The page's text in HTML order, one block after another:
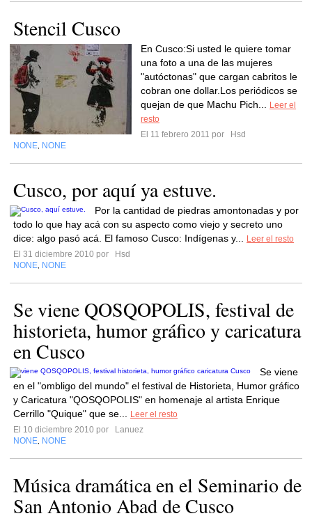
Stencil Cusco
En Cusco:Si usted le quiere tomar
una foto a una de las mujeres
"autóctonas" que cargan cabritos le
cobran one dollar.Los periódicos se
quejan de que Machu Pich...
Leer el
resto
El 11 febrero 2011 por
Hsd
NONE NONE
Cusco, por aquí ya estuve.
Por la cantidad de piedras amontonadas y por
todo lo que hay acá con su aspecto como viejo y secreto uno
dice: algo pasó acá. El famoso Cusco: Indígenas y...
Leer el resto
El 31 diciembre 2010 por
Hsd
NONE NONE
Se viene QOSQOPOLIS, festival de
historieta, humor gráfico y caricatura
en Cusco
Se viene
en el "ombligo del mundo" el festival de Historieta, Humor gráfico
y Caricatura "QOSQOPOLIS" en homenaje al artista Enrique
Cerrillo "Quique" que se...
Leer el resto
El 10 diciembre 2010 por
Lanuez
NONE NONE
Música dramática en el Seminario de
San Antonio Abad de Cusco